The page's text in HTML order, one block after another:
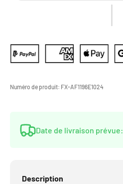
Numéro de produit: FX-AF1196E1024
Date de livraison prévue:
Description